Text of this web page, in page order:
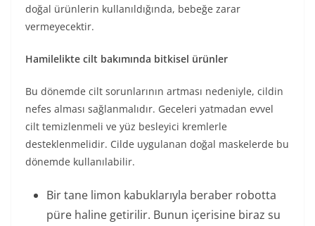
doğal ürünlerin kullanıldığında, bebeğe zarar
vermeyecektir.
Hamilelikte cilt bakımında bitkisel ürünler
Bu dönemde cilt sorunlarının artması nedeniyle, cildin
nefes alması sağlanmalıdır. Geceleri yatmadan evvel
cilt temizlenmeli ve yüz besleyici kremlerle
desteklenmelidir. Cilde uygulanan doğal maskelerde bu
dönemde kullanılabilir.
Bir tane limon kabuklarıyla beraber robotta
püre haline getirilir. Bunun içerisine biraz su